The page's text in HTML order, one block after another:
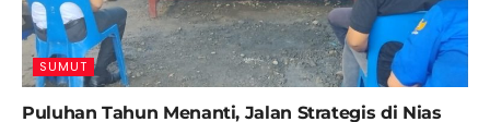
SUMUT
Puluhan Tahun Menanti, Jalan Strategis di Nias